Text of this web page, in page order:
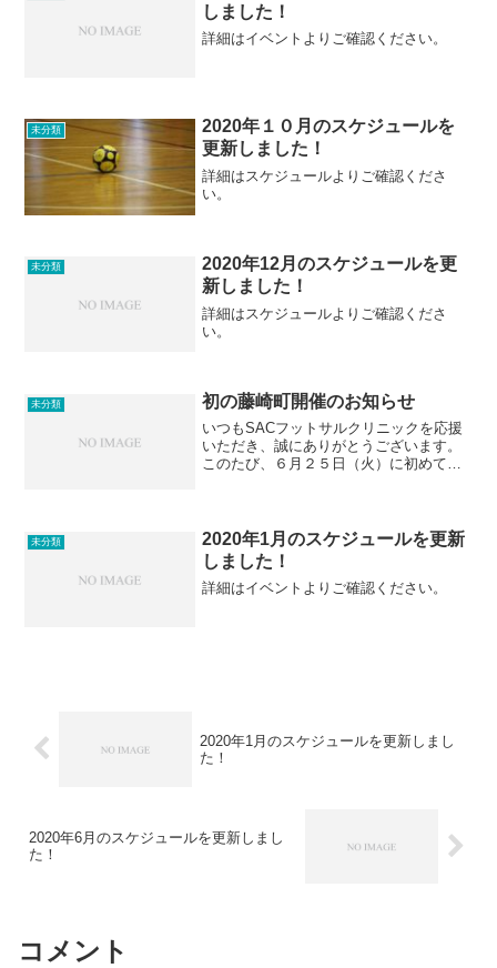
しました！
詳細はイベントよりご確認ください。
未分類
2020年１０月のスケジュールを
更新しました！
詳細はスケジュールよりご確認くださ
い。
未分類
2020年12月のスケジュールを更
新しました！
詳細はスケジュールよりご確認くださ
い。
未分類 初の藤崎町開催のお知らせ
いつもSACフットサルクリニックを応援
いただき、誠にありがとうございます。
このたび、６月２５日（火）に初めて藤
ます。詳細はスケジュー...
未分類
2020年1月のスケジュールを更新
しました！
詳細はイベントよりご確認ください。
2020年1月のスケジュールを更新しまし
た！
2020年6月のスケジュールを更新しまし
た！
コメント